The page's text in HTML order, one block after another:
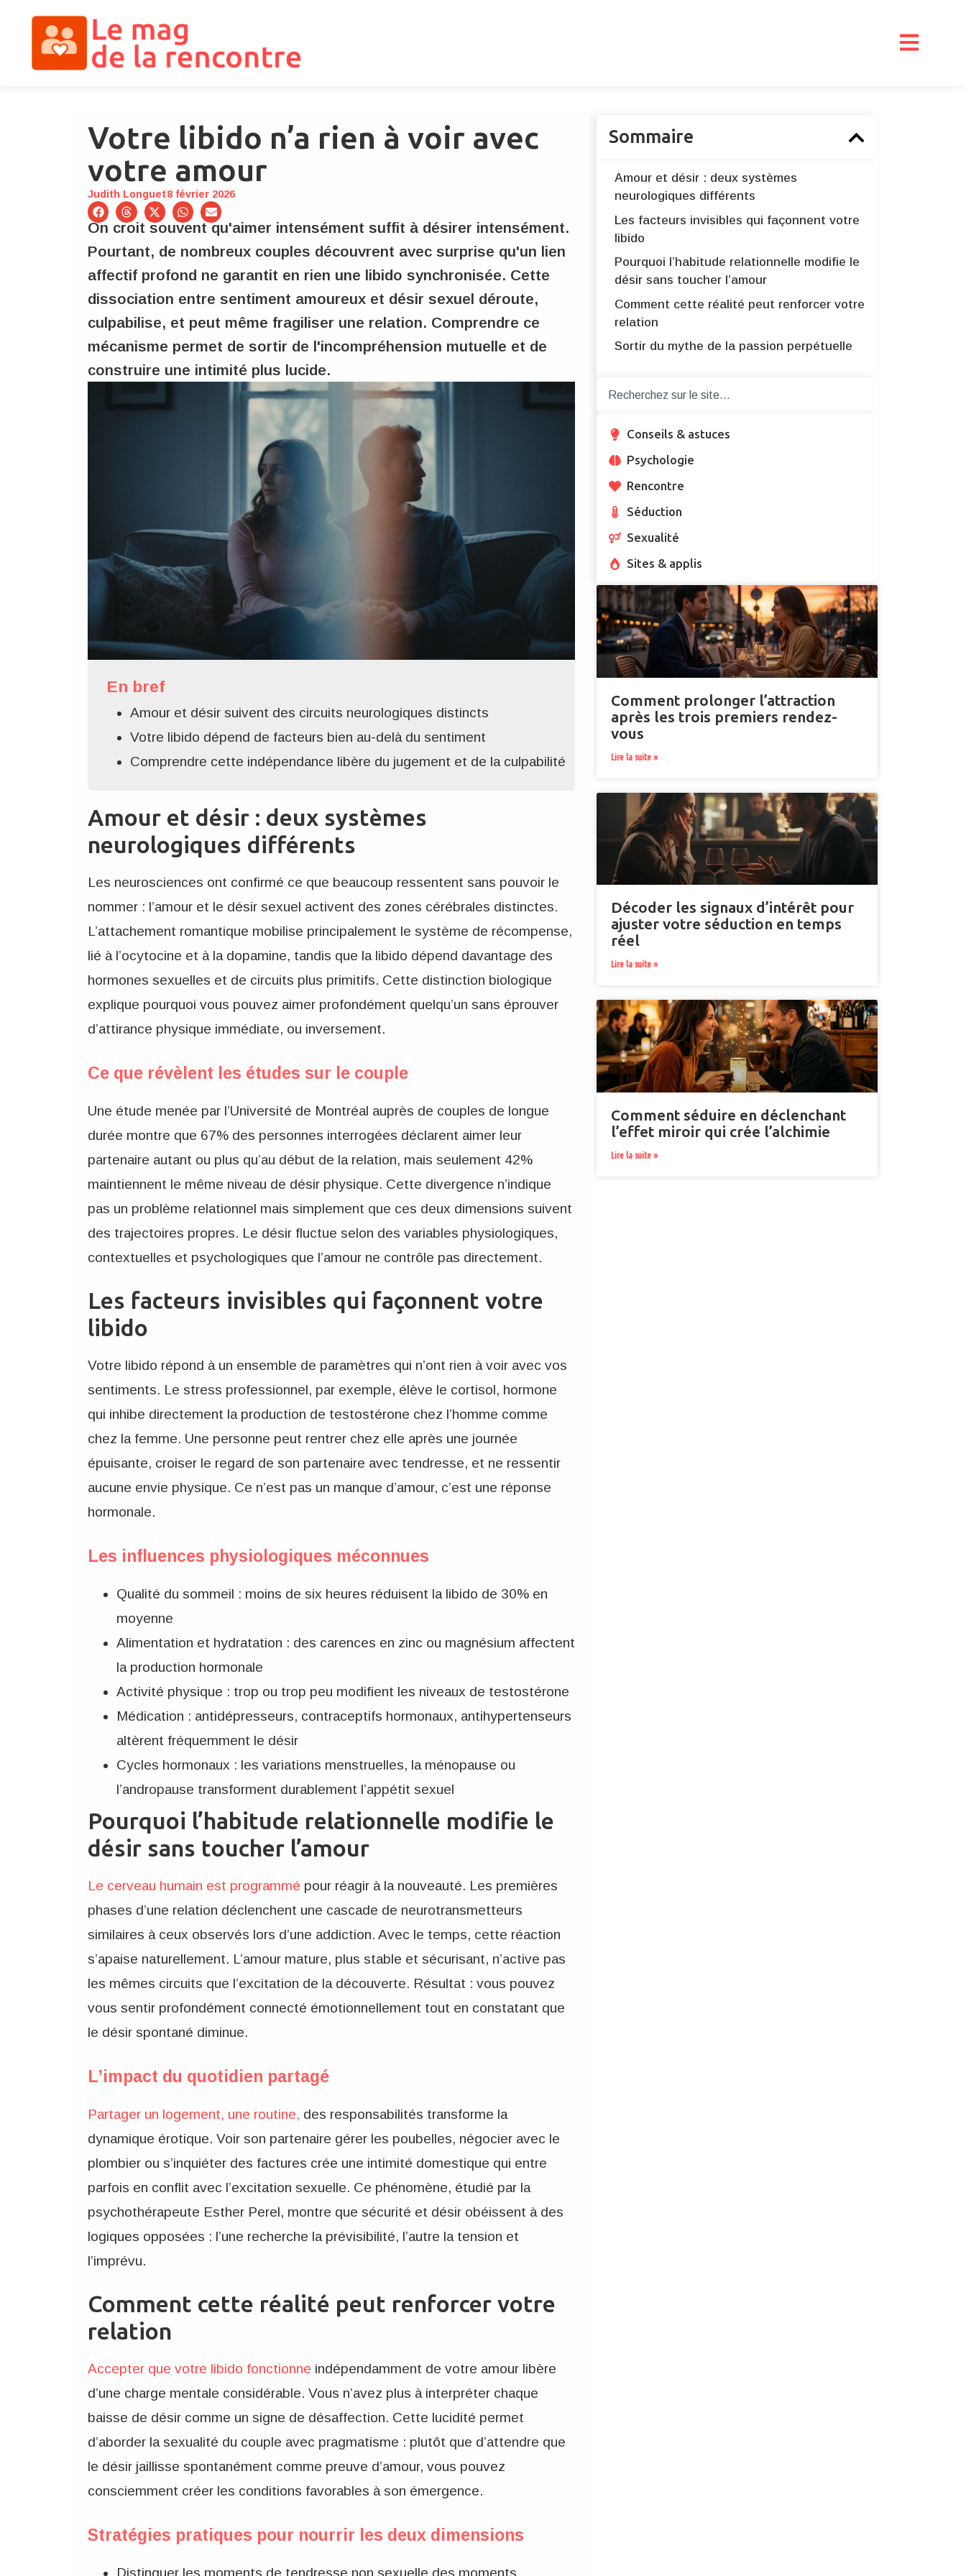
Votre libido n’a rien à voir avec
votre amour
Judith Longuet8 février 2026
On croit souvent qu'aimer intensément suffit à désirer intensément.
Pourtant, de nombreux couples découvrent avec surprise qu'un lien
affectif profond ne garantit en rien une libido synchronisée. Cette
dissociation entre sentiment amoureux et désir sexuel déroute,
culpabilise, et peut même fragiliser une relation. Comprendre ce
mécanisme permet de sortir de l'incompréhension mutuelle et de
construire une intimité plus lucide.
En bref
Amour et désir suivent des circuits neurologiques distincts
Votre libido dépend de facteurs bien au-delà du sentiment
Comprendre cette indépendance libère du jugement et de la culpabilité
Amour et désir : deux systèmes
neurologiques différents
Les neurosciences ont confirmé ce que beaucoup ressentent sans pouvoir le
nommer : l’amour et le désir sexuel activent des zones cérébrales distinctes.
L’attachement romantique mobilise principalement le système de récompense,
lié à l’ocytocine et à la dopamine, tandis que la libido dépend davantage des
hormones sexuelles et de circuits plus primitifs. Cette distinction biologique
explique pourquoi vous pouvez aimer profondément quelqu’un sans éprouver
d’attirance physique immédiate, ou inversement.
Ce que révèlent les études sur le couple
Une étude menée par l’Université de Montréal auprès de couples de longue
durée montre que 67% des personnes interrogées déclarent aimer leur
partenaire autant ou plus qu’au début de la relation, mais seulement 42%
maintiennent le même niveau de désir physique. Cette divergence n’indique
pas un problème relationnel mais simplement que ces deux dimensions suivent
des trajectoires propres. Le désir fluctue selon des variables physiologiques,
contextuelles et psychologiques que l’amour ne contrôle pas directement.
Les facteurs invisibles qui façonnent votre
libido
Votre libido répond à un ensemble de paramètres qui n’ont rien à voir avec vos
sentiments. Le stress professionnel, par exemple, élève le cortisol, hormone
qui inhibe directement la production de testostérone chez l’homme comme
chez la femme. Une personne peut rentrer chez elle après une journée
épuisante, croiser le regard de son partenaire avec tendresse, et ne ressentir
aucune envie physique. Ce n’est pas un manque d’amour, c’est une réponse
hormonale.
Les influences physiologiques méconnues
Qualité du sommeil : moins de six heures réduisent la libido de 30% en
moyenne
Alimentation et hydratation : des carences en zinc ou magnésium affectent
la production hormonale
Activité physique : trop ou trop peu modifient les niveaux de testostérone
Médication : antidépresseurs, contraceptifs hormonaux, antihypertenseurs
altèrent fréquemment le désir
Cycles hormonaux : les variations menstruelles, la ménopause ou
l’andropause transforment durablement l’appétit sexuel
Pourquoi l’habitude relationnelle modifie le
désir sans toucher l’amour
Le cerveau humain est programmé pour réagir à la nouveauté. Les premières
phases d’une relation déclenchent une cascade de neurotransmetteurs
similaires à ceux observés lors d’une addiction. Avec le temps, cette réaction
s’apaise naturellement. L’amour mature, plus stable et sécurisant, n’active pas
les mêmes circuits que l’excitation de la découverte. Résultat : vous pouvez
vous sentir profondément connecté émotionnellement tout en constatant que
le désir spontané diminue.
L’impact du quotidien partagé
Partager un logement, une routine, des responsabilités transforme la
dynamique érotique. Voir son partenaire gérer les poubelles, négocier avec le
plombier ou s’inquiéter des factures crée une intimité domestique qui entre
parfois en conflit avec l’excitation sexuelle. Ce phénomène, étudié par la
psychothérapeute Esther Perel, montre que sécurité et désir obéissent à des
logiques opposées : l’une recherche la prévisibilité, l’autre la tension et
l’imprévu.
Comment cette réalité peut renforcer votre
relation
Accepter que votre libido fonctionne indépendamment de votre amour libère
d’une charge mentale considérable. Vous n’avez plus à interpréter chaque
baisse de désir comme un signe de désaffection. Cette lucidité permet
d’aborder la sexualité du couple avec pragmatisme : plutôt que d’attendre que
le désir jaillisse spontanément comme preuve d’amour, vous pouvez
consciemment créer les conditions favorables à son émergence.
Stratégies pratiques pour nourrir les deux dimensions
Distinguer les moments de tendresse non sexuelle des moments
Sommaire
Amour et désir : deux systèmes
neurologiques différents
Les facteurs invisibles qui façonnent votre
libido
Pourquoi l’habitude relationnelle modifie le
désir sans toucher l’amour
Comment cette réalité peut renforcer votre
relation
Sortir du mythe de la passion perpétuelle
Conseils & astuces
Psychologie
Rencontre
Séduction
Sexualité
Sites & applis
Comment prolonger l’attraction
après les trois premiers rendez-
vous
Lire la suite »
Décoder les signaux d’intérêt pour
ajuster votre séduction en temps
réel
Lire la suite »
Comment séduire en déclenchant
l’effet miroir qui crée l’alchimie
Lire la suite »